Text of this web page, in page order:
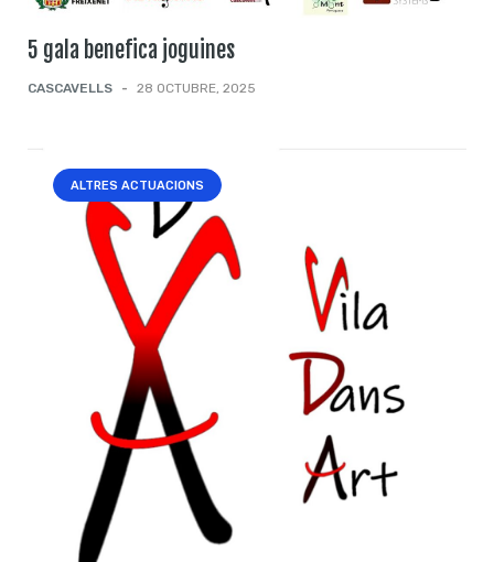
5 gala benefica joguines
CASCAVELLS - 28 OCTUBRE, 2025
ALTRES ACTUACIONS